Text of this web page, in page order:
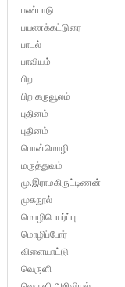
பண்பாடு
பயணக்கட்டுரை
பாடல்
பாவியம்
பிற
பிற கருவூலம்
புதினம்
புதினம்
பொன்மொழி
மருத்துவம்
மு.இராமகிருட்டிணன்
முகநூல்
மொழிபெயர்ப்பு
மொழிப்போர்
விளையாட்டு
வெருளி